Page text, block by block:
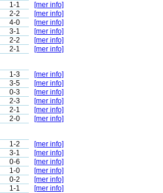
1-1
[mer info]
2-2
[mer info]
4-0
[mer info]
3-1
[mer info]
2-2
[mer info]
2-1 [mer info]
1-3
[mer info]
3-5
[mer info]
0-3
[mer info]
2-3
[mer info]
2-1
[mer info]
2-0 [mer info]
1-2
[mer info]
3-1
[mer info]
0-6
[mer info]
1-0
[mer info]
0-2
[mer info]
1-1 [mer info]